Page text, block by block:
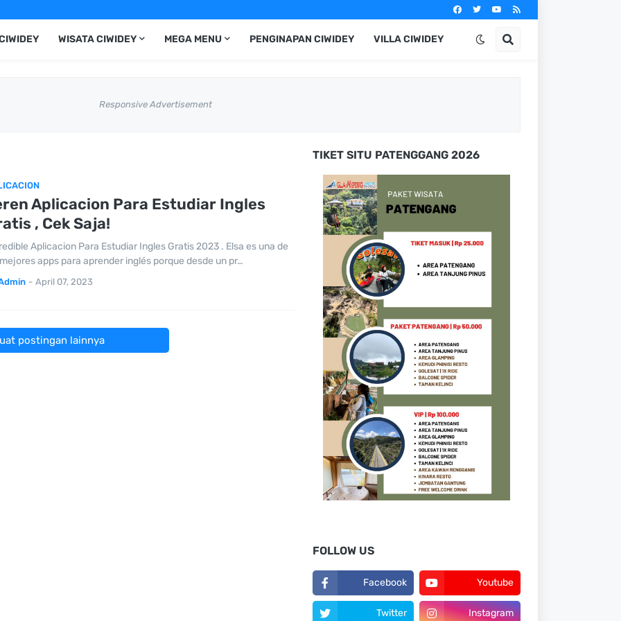
WISATA CIWIDEY MEGA MENU PENGINAPAN CIWIDEY VILLA CIWIDEY
Responsive Advertisement
Aplicacion Para Estudiar Ingles
, Cek Saja!
Aplicacion Para Estudiar Ingles Gratis 2023 . Elsa es una de
apps para aprender inglés porque desde un pr…
- April 07, 2023
postingan lainnya
TIKET SITU PATENGGANG 2026
FOLLOW US
Facebook Youtube
Twitter Instagram